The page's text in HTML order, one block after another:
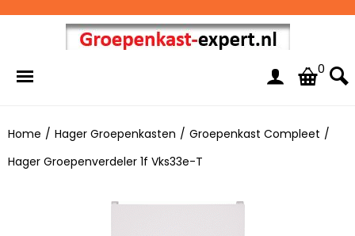
0
Home / Hager Groepenkasten / Groepenkast Compleet /
Hager Groepenverdeler 1f Vks33e-T